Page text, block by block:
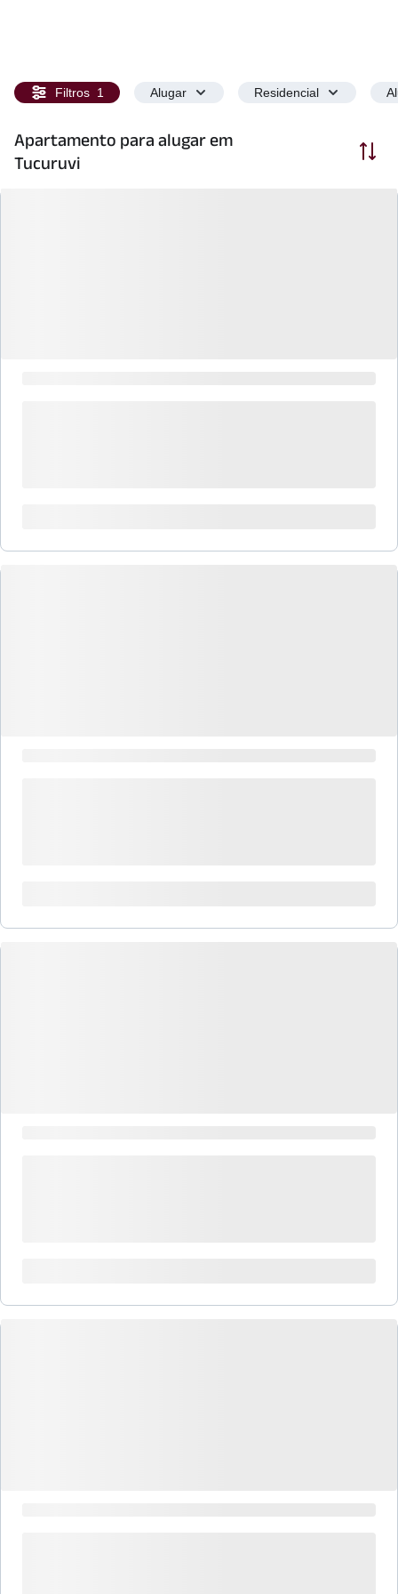
Filtros 1 Alugar Residencial
Apartamento para alugar em
Tucuruvi
Ordenar